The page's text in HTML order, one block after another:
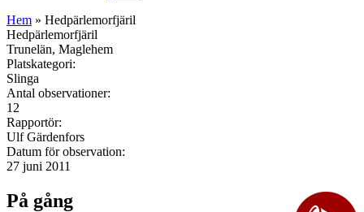
Hem » Hedpärlemorfjäril
Hedpärlemorfjäril
Trunelän, Maglehem
Platskategori:
Slinga
Antal observationer:
12
Rapportör:
Ulf Gärdenfors
Datum för observation:
27 juni 2011
På gång